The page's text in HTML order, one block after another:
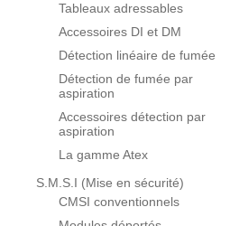
Tableaux adressables
Accessoires DI et DM
Détection linéaire de fumée
Détection de fumée par
aspiration
Accessoires détection par
aspiration
La gamme Atex
S.M.S.I (Mise en sécurité)
CMSI conventionnels